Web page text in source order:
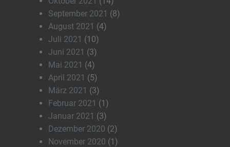
September 2021 (8)
August 2021 (4)
Juli 2021 (10)
Juni 2021 (3)
Mai 2021 (4)
April 2021 (5)
März 2021 (3)
Februar 2021 (1)
Januar 2021 (3)
Dezember 2020 (2)
November 2020 (1)